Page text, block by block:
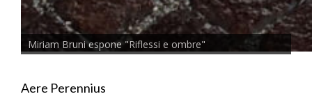
Miriam Bruni espone "Riflessi e ombre"
Aere Perennius